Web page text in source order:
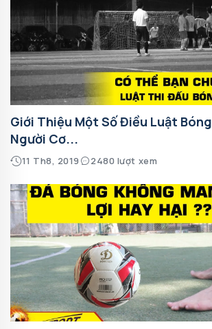
Giới Thiệu Một Số Điều Luật
Người Cơ...
11 Th8, 2019 2480 lượt xem